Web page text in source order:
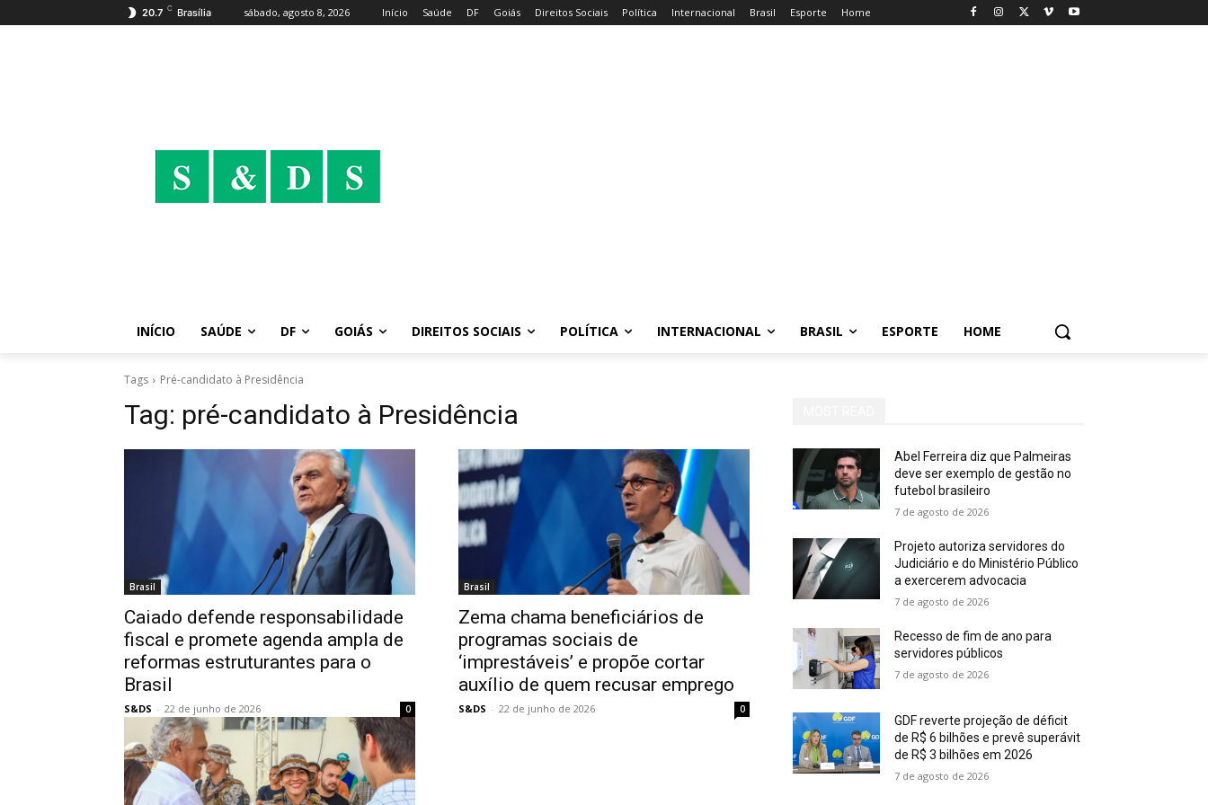
20.7 C Brasília sábado, agosto 8, 2026 Início Saúde DF Goiás Direitos Sociais Política Internacional Brasil Esporte Home
INÍCIO SAÚDE DF GOIÁS DIREITOS SOCIAIS POLÍTICA INTERNACIONAL BRASIL ESPORTE HOME
Tags Pré-candidato à Presidência
Tag: pré-candidato à Presidência
Brasil
Caiado defende responsabilidade
fiscal e promete agenda ampla de
reformas estruturantes para o
Brasil
S&DS - 22 de junho de 2026 0
Brasil
Zema chama beneficiários de
programas sociais de
‘imprestáveis’ e propõe cortar
auxílio de quem recusar emprego
S&DS - 22 de junho de 2026 0
Abel Ferreira diz que Palmeiras
deve ser exemplo de gestão no
futebol brasileiro
7 de agosto de 2026
Projeto autoriza servidores do
Judiciário e do Ministério Público
a exercerem advocacia
7 de agosto de 2026
Recesso de fim de ano para
servidores públicos
7 de agosto de 2026
GDF reverte projeção de déficit
de R$ 6 bilhões e prevê superávit
de R$ 3 bilhões em 2026
7 de agosto de 2026